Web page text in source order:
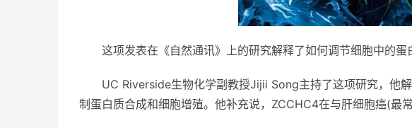
这项发表在《自然通讯》上的研究解释了如何调节细胞中的蛋
UC Riverside生物化学副教授Jijii Song主持了这项研究，他
制蛋白质合成和细胞增殖。他补充说，ZCCHC4在与肝细胞癌(最